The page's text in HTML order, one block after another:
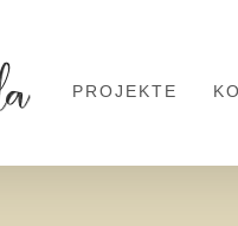
PROJEKTE